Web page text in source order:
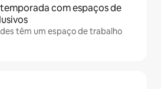
com espaços de
têm um espaço de trabalho